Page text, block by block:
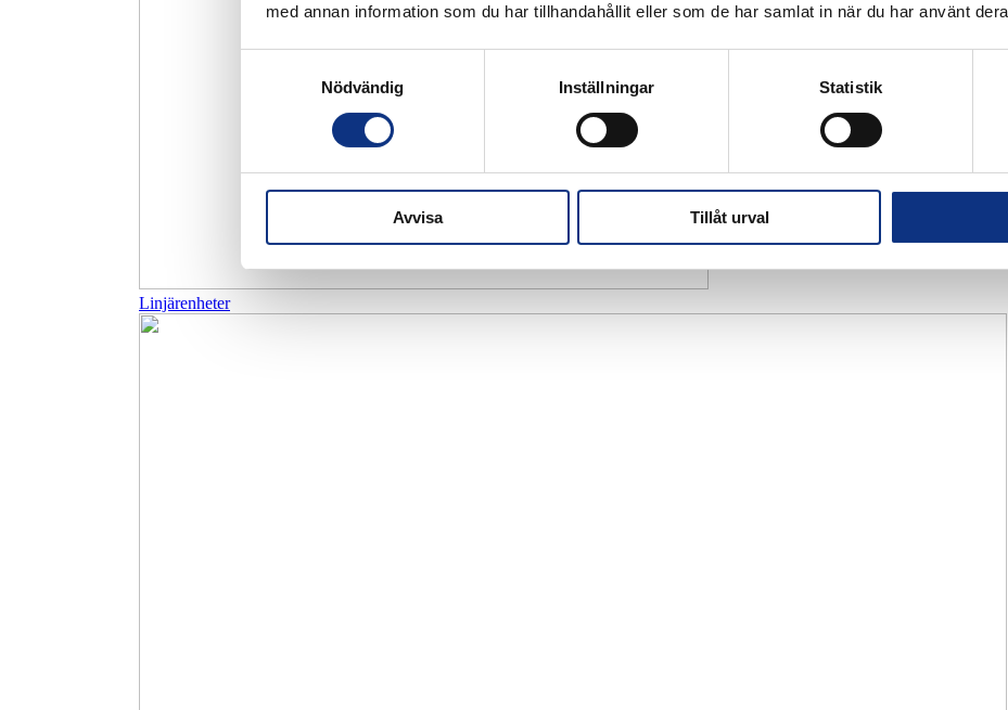
med annan information som du har tillhandahållit eller som de har samlat in när du har använt
Nödvändig
Inställningar Statistik
Avvisa Tillåt urval
Linjärenheter